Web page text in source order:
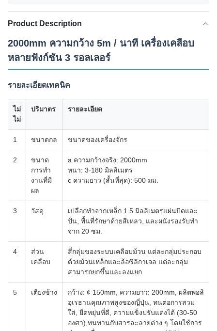
Product Description
2000mm ความกว้าง 5m / นาที เครื่องเคลือบ
หลายฟังก์ชัน 3 รอลเลอร์
รายละเอียดเทคนิค
ไม่
ไม่
ปริมาตร รายละเอียด
1 ขนาดกล ขนาดของเครื่องจักร
2
ขนาด
การทํา
งานที่มี
ผล
a ความกว้างจริง: 2000mm
หนา: 3-180 มิลลิเมตร
c ความยาว (สั้นที่สุด): 500 มม.
3 วัสดุ
เปลือกทําจากเหล็ก 1.5 มิลลิเมตรแผ่นบิดและ
ปั่น, พื้นที่รักษาด้วยสีเหลว, และผนังรองรับทํา
จาก 20 ซม.
4
ส่วน
เคลือบ
สี่กลุ่มของระบบเคลือบม้วน แต่ละกลุ่มประกอบ
ด้วยม้วนเหล็กและล้อซิลิกาเจล แต่ละกลุ่ม
สามารถยกขึ้นและลงแยก
5 เตียงข้าง
กว้าง: ¢ 150mm, ความยาว: 200mm, ผลิตพอลิ
อุเรธานคุณภาพสูงของญี่ปุ่น, ทนต่อการสวม
ใส่, ยืดหยุ่นที่ดี, ความแข็งปรับแต่งได้ (30-50
องศา),ทนทานกับสารละลายต่าง ๆ โดยใช้การ